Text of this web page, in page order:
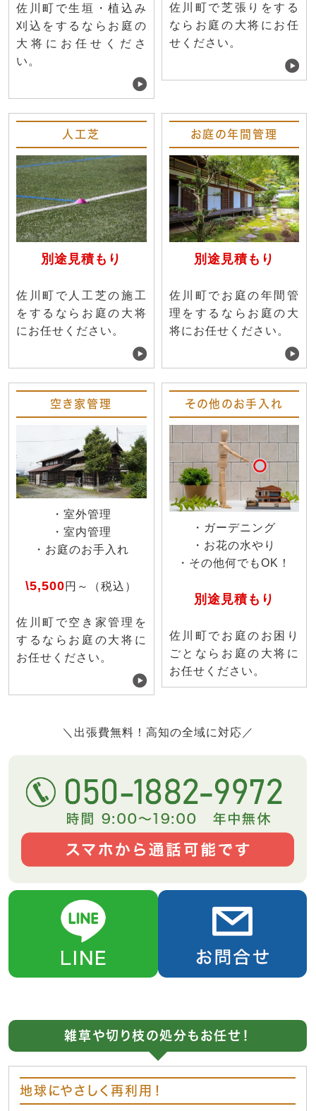
佐川町で生垣・植込み
刈込をするならお庭の
大将にお任せくださ
い。
佐川町で芝張りをする
ならお庭の大将にお任
せください。
人工芝
別途見積もり
佐川町で人工芝の施工
をするならお庭の大将
にお任せください。
お庭の年間管理
別途見積もり
佐川町でお庭の年間管
理をするならお庭の大
将にお任せください。
空き家管理
・室外管理
・室内管理
・お庭のお手入れ
\5,500円～（税込）
佐川町で空き家管理を
するならお庭の大将に
お任せください。
その他のお手入れ
・ガーデニング
・お花の水やり
・その他何でもOK！
別途見積もり
佐川町でお庭のお困り
ごとならお庭の大将に
お任せください。
＼出張費無料！高知の全域に対応／
雑草や切り枝の処分もお任せ！
地球にやさしく再利用！